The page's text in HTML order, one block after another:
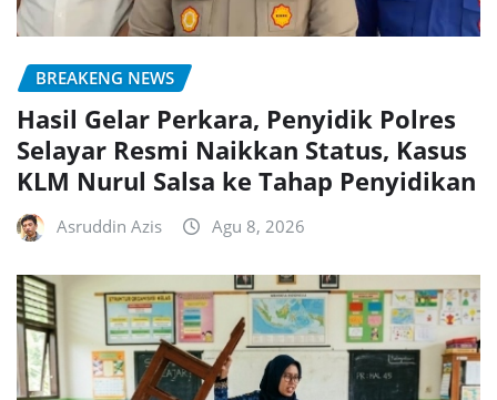
BREAKENG NEWS
Hasil Gelar Perkara, Penyidik Polres
Selayar Resmi Naikkan Status, Kasus
KLM Nurul Salsa ke Tahap Penyidikan
Asruddin Azis Agu 8, 2026